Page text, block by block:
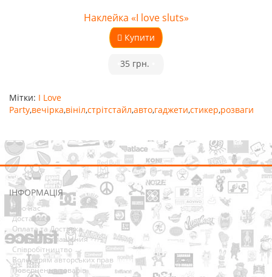
Наклейка «I love sluts»
Купити
35 грн.
Мітки: I Love
Party,вечірка,вініл,стрітстайл,авто,гаджети,стикер,розваги
ІНФОРМАЦІЯ
Про нас
Доставка
Оплата та Доставка
Условия соглашения
Співробітництво
Володарям авторських прав
Повернення товарів